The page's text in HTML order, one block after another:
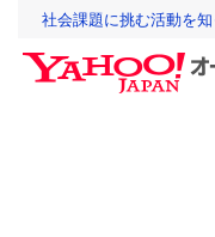
社会課題に挑む活動を